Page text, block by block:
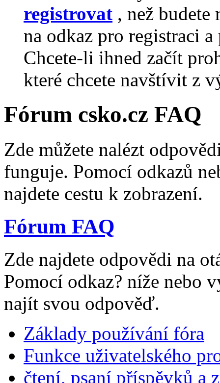
registrovat , než
na odkaz pro registraci
Chcete-li ihned začít
které chcete navštívit z
Fórum csko.cz FAQ
Zde můžete nalézt
funguje. Pomocí odkazů
najdete cestu k zobrazení.
Fórum FAQ
Zde najdete odpovědi na
Pomocí odkaz? níže nebo
najít svou odpověď.
Základy používání fóra
Funkce uživatelského
čtení, psaní příspěvků a